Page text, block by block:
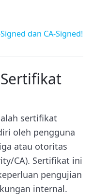
dan CA-Signed!
sertifikat
oleh pengguna
atau otoritas
CA). Sertifikat ini
pengujian
internal.